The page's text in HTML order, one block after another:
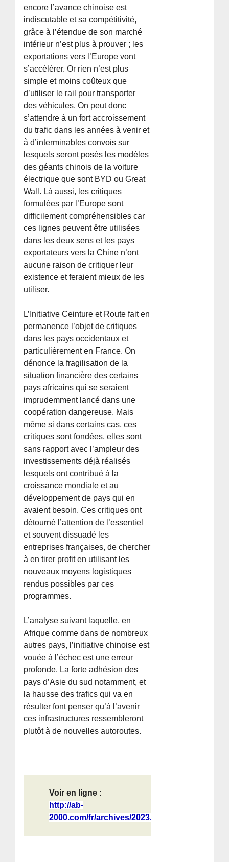
encore l’avance chinoise est
indiscutable et sa compétitivité,
grâce à l’étendue de son marché
intérieur n’est plus à prouver ; les
exportations vers l’Europe vont
s’accélérer. Or rien n’est plus
simple et moins coûteux que
d’utiliser le rail pour transporter
des véhicules. On peut donc
s’attendre à un fort accroissement
du trafic dans les années à venir et
à d’interminables convois sur
lesquels seront posés les modèles
des géants chinois de la voiture
électrique que sont BYD ou Great
Wall. Là aussi, les critiques
formulées par l’Europe sont
difficilement compréhensibles car
ces lignes peuvent être utilisées
dans les deux sens et les pays
exportateurs vers la Chine n’ont
aucune raison de critiquer leur
existence et feraient mieux de les
utiliser.
L’Initiative Ceinture et Route fait en
permanence l’objet de critiques
dans les pays occidentaux et
particulièrement en France. On
dénonce la fragilisation de la
situation financière des certains
pays africains qui se seraient
imprudemment lancé dans une
coopération dangereuse. Mais
même si dans certains cas, ces
critiques sont fondées, elles sont
sans rapport avec l’ampleur des
investissements déjà réalisés
lesquels ont contribué à la
croissance mondiale et au
développement de pays qui en
avaient besoin. Ces critiques ont
détourné l’attention de l’essentiel
et souvent dissuadé les
entreprises françaises, de chercher
à en tirer profit en utilisant les
nouveaux moyens logistiques
rendus possibles par ces
programmes.
L’analyse suivant laquelle, en
Afrique comme dans de nombreux
autres pays, l’initiative chinoise est
vouée à l’échec est une erreur
profonde. La forte adhésion des
pays d’Asie du sud notamment, et
la hausse des trafics qui va en
résulter font penser qu’à l’avenir
ces infrastructures ressembleront
plutôt à de nouvelles autoroutes.
Voir en ligne :
http://ab-
2000.com/fr/archives/2023...